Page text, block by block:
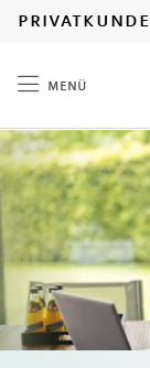
menü
Inhalt